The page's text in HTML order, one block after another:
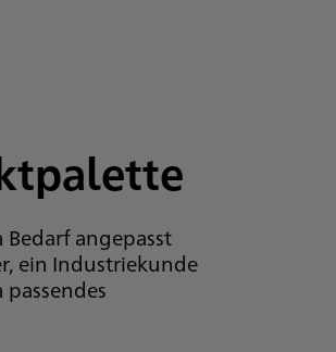
angepasst
ein Industriekunde